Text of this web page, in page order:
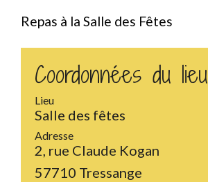
Repas à la Salle des Fêtes
Coordonnées du lieu
Lieu
Salle des fêtes
Adresse
2, rue Claude Kogan
57710 Tressange